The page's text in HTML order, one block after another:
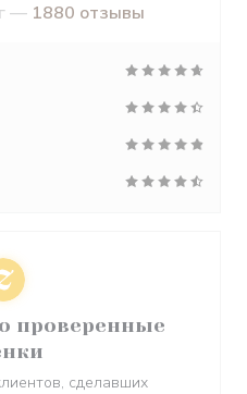
— 1880 отзывы
проверенные
сделавших